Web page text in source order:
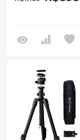
monopé, coluna
panoram